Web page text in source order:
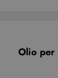
Olio per
per tenere traccia